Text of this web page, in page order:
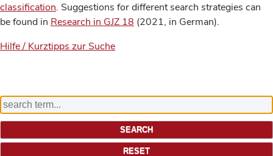
classification. Suggestions for different search strategies can
be found in Research in GJZ 18 (2021, in German).
Hilfe / Kurztipps zur Suche